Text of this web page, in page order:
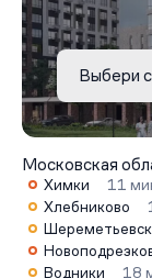
Выбери
Московская
Химки
11
Хлебниково
Водники
18